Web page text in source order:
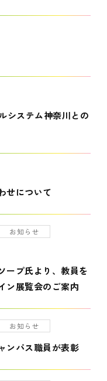
システム神奈川との
せについて
お知らせ
ープ氏より、教員を
ン展覧会のご案内
お知らせ
ンパス職員が表彰